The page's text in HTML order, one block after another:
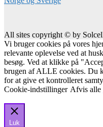
All sites copyright © by
Vi bruger cookies på vores
relevante oplevelse ved at
besøg. Ved at klikke på
brugen af ALLE cookies. Du
for at give et kontrolleret
Cookie-indstillinger Afvis alle
Luk